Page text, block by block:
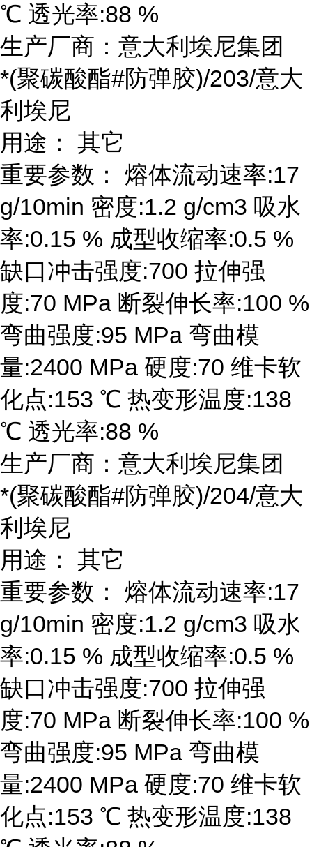
℃ 透光率:88 %
生产厂商：意大利埃尼集团
*(聚碳酸酯#防弹胶)/203/意大
利埃尼
用途： 其它
重要参数： 熔体流动速率:17
g/10min 密度:1.2 g/cm3 吸水
率:0.15 % 成型收缩率:0.5 %
缺口冲击强度:700 拉伸强
度:70 MPa 断裂伸长率:100 %
弯曲强度:95 MPa 弯曲模
量:2400 MPa 硬度:70 维卡软
化点:153 ℃ 热变形温度:138
℃ 透光率:88 %
生产厂商：意大利埃尼集团
*(聚碳酸酯#防弹胶)/204/意大
利埃尼
用途： 其它
重要参数： 熔体流动速率:17
g/10min 密度:1.2 g/cm3 吸水
率:0.15 % 成型收缩率:0.5 %
缺口冲击强度:700 拉伸强
度:70 MPa 断裂伸长率:100 %
弯曲强度:95 MPa 弯曲模
量:2400 MPa 硬度:70 维卡软
化点:153 ℃ 热变形温度:138